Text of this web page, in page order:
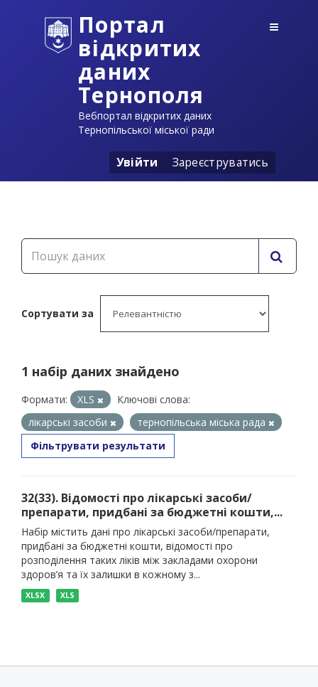
Портал
відкритих
даних
Тернополя
Вебпортал відкритих даних
Тернопільської міської ради
Увійти Зареєструватись
Сортувати за
1 набір даних знайдено
Формати: XLS
Ключові слова:
лікарські засоби
тернопільська міська рада
Фільтрувати результати
32(33). Відомості про лікарські засоби/
препарати, придбані за бюджетні кошти,...
Набір містить дані про лікарські засоби/препарати,
придбані за бюджетні кошти, відомості про
розподілення таких ліків між закладами охорони
здоров’я та їх залишки в кожному з...
XLSX XLS